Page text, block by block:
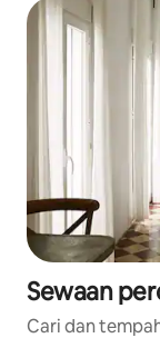
Sewaan
Cari dan